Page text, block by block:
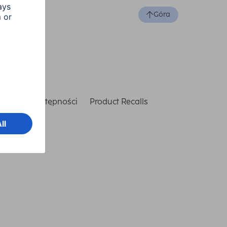
Góra
dostępności Product Recalls